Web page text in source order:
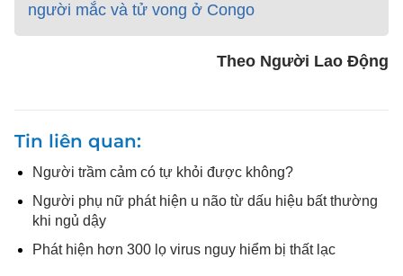
người mắc và tử vong ở Congo
Theo Người Lao Động
Tin liên quan
Người trầm cảm có tự khỏi được không?
Người phụ nữ phát hiện u não từ dấu hiệu bất thường
khi ngủ dậy
Phát hiện hơn 300 lọ virus nguy hiểm bị thất lạc